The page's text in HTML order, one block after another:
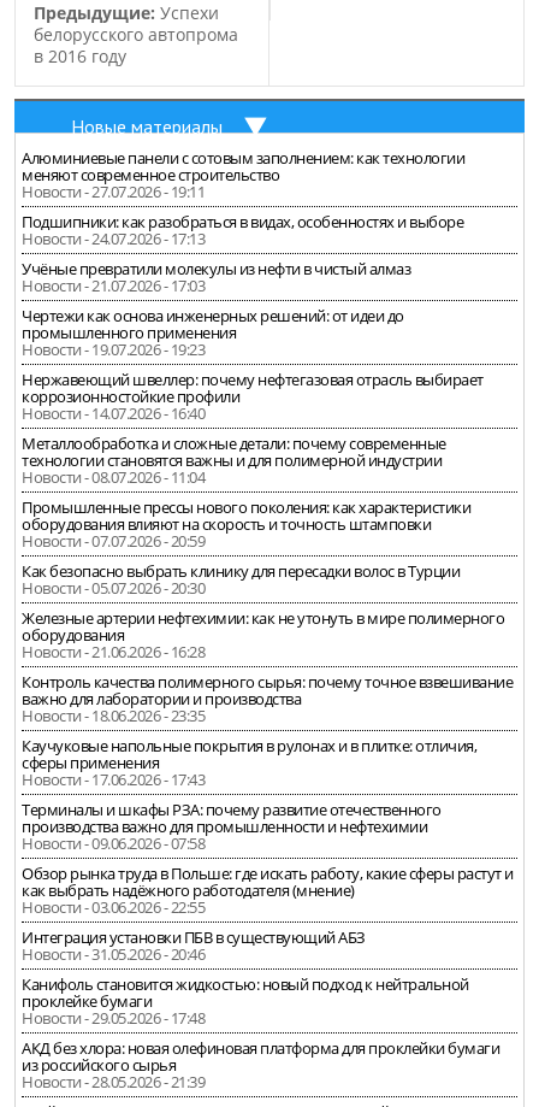
Предыдущие: Успехи
белорусского автопрома
в 2016 году
Новые материалы
Алюминиевые панели с сотовым заполнением: как технологии
меняют современное строительство
Новости - 27.07.2026 - 19:11
Подшипники: как разобраться в видах, особенностях и выборе
Новости - 24.07.2026 - 17:13
Учёные превратили молекулы из нефти в чистый алмаз
Новости - 21.07.2026 - 17:03
Чертежи как основа инженерных решений: от идеи до
промышленного применения
Новости - 19.07.2026 - 19:23
Нержавеющий швеллер: почему нефтегазовая отрасль выбирает
коррозионностойкие профили
Новости - 14.07.2026 - 16:40
Металлообработка и сложные детали: почему современные
технологии становятся важны и для полимерной индустрии
Новости - 08.07.2026 - 11:04
Промышленные прессы нового поколения: как характеристики
оборудования влияют на скорость и точность штамповки
Новости - 07.07.2026 - 20:59
Как безопасно выбрать клинику для пересадки волос в Турции
Новости - 05.07.2026 - 20:30
Железные артерии нефтехимии: как не утонуть в мире полимерного
оборудования
Новости - 21.06.2026 - 16:28
Контроль качества полимерного сырья: почему точное взвешивание
важно для лаборатории и производства
Новости - 18.06.2026 - 23:35
Каучуковые напольные покрытия в рулонах и в плитке: отличия,
сферы применения
Новости - 17.06.2026 - 17:43
Терминалы и шкафы РЗА: почему развитие отечественного
производства важно для промышленности и нефтехимии
Новости - 09.06.2026 - 07:58
Обзор рынка труда в Польше: где искать работу, какие сферы растут и
как выбрать надёжного работодателя (мнение)
Новости - 03.06.2026 - 22:55
Интеграция установки ПБВ в существующий АБЗ
Новости - 31.05.2026 - 20:46
Канифоль становится жидкостью: новый подход к нейтральной
проклейке бумаги
Новости - 29.05.2026 - 17:48
АКД без хлора: новая олефиновая платформа для проклейки бумаги
из российского сырья
Новости - 28.05.2026 - 21:39